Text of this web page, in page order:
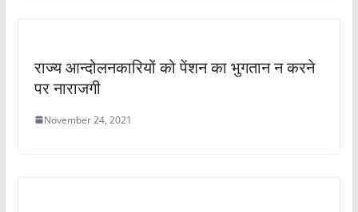
राज्य आन्दोलनकारियों को पेंशन का भुगतान न करने
पर नाराजगी
November 24, 2021